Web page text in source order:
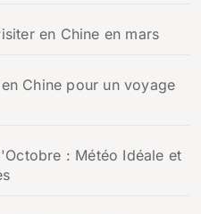
en Chine en mars
Chine pour un voyage
: Météo Idéale et